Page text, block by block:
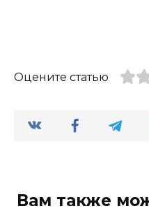
Оцените статью
Вам также